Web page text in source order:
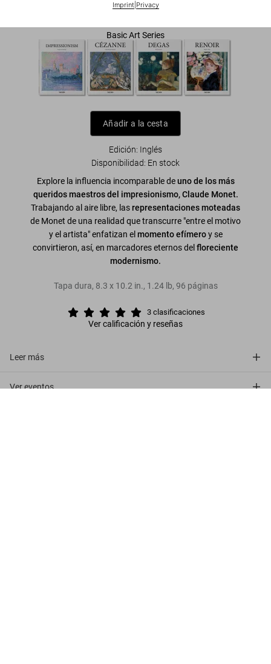
Imprint| Privacy
US$ 20
Basic Art Series
Añadir a la cesta
Edición: Inglés
Disponibilidad: En stock
Explore la influencia incomparable deuno de los más
queridos maestros del impresionismo, Claude Monet.
Trabajando al aire libre, lasrepresentaciones moteadas
de Monet de una realidad que transcurre "entre el motivo
y el artista" enfatizan el momento efímeroy se
convirtieron, así, en marcadores eternos del floreciente
modernismo.
Tapa dura, 8.3 x 10.2 in., 1.24 lb, 96 páginas
3 clasificaciones
Ver calificación y reseñas
Leer más
Ver eventos